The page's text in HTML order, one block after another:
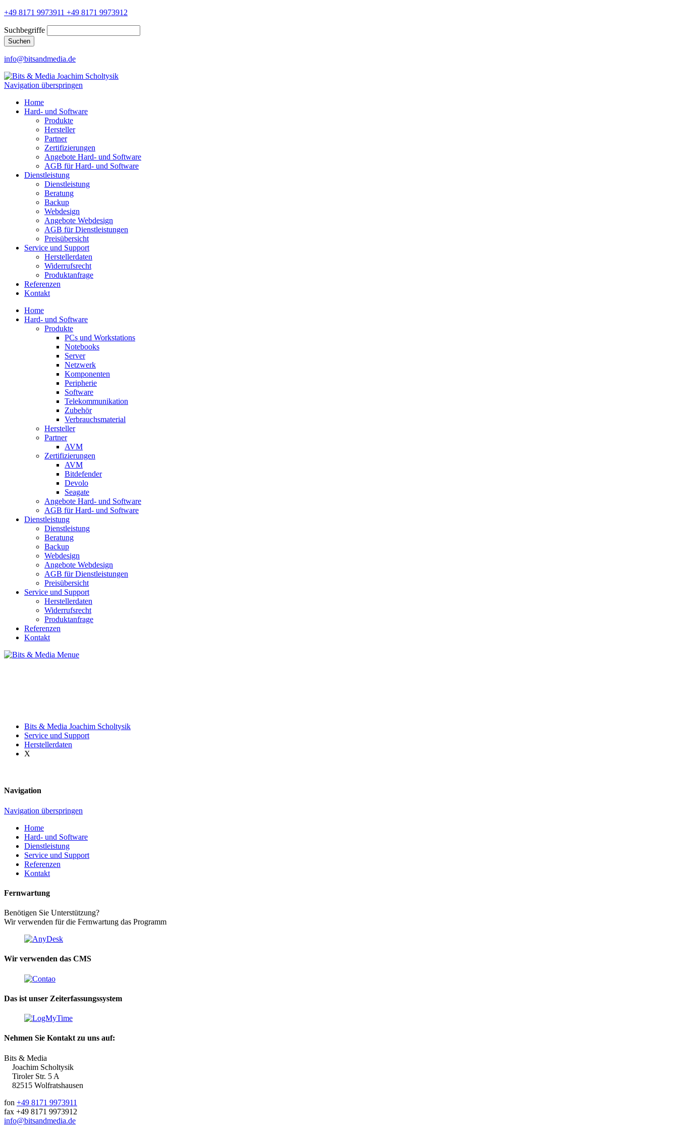
+49 8171 9973911 +49 8171 9973912
Suchbegriffe
Suchen
info@bitsandmedia.de
Navigation überspringen
Home
Hard- und Software
Produkte
Hersteller
Partner
Zertifizierungen
Angebote Hard- und Software
AGB für Hard- und Software
Dienstleistung
Dienstleistung
Beratung
Backup
Webdesign
Angebote Webdesign
AGB für Dienstleistungen
Preisübersicht
Service und Support
Herstellerdaten
Widerrufsrecht
Produktanfrage
Referenzen
Kontakt
Home
Hard- und Software
Produkte
PCs und Workstations
Notebooks
Server
Netzwerk
Komponenten
Peripherie
Software
Telekommunikation
Zubehör
Verbrauchsmaterial
Hersteller
Partner
AVM
Zertifizierungen
AVM
Bitdefender
Devolo
Seagate
Angebote Hard- und Software
AGB für Hard- und Software
Dienstleistung
Dienstleistung
Beratung
Backup
Webdesign
Angebote Webdesign
AGB für Dienstleistungen
Preisübersicht
Service und Support
Herstellerdaten
Widerrufsrecht
Produktanfrage
Referenzen
Kontakt
Bits & Media Joachim Scholtysik
Service und Support
Herstellerdaten
X
Navigation
Navigation überspringen
Home
Hard- und Software
Dienstleistung
Service und Support
Referenzen
Kontakt
Fernwartung
Benötigen Sie Unterstützung?
Wir verwenden für die Fernwartung das Programm
Wir verwenden das CMS
Das ist unser Zeiterfassungssystem
Nehmen Sie Kontakt zu uns auf:
Bits & Media
Joachim Scholtysik
Tiroler Str. 5 A
82515 Wolfratshausen
fon +49 8171 9973911
fax +49 8171 9973912
info@bitsandmedia.de